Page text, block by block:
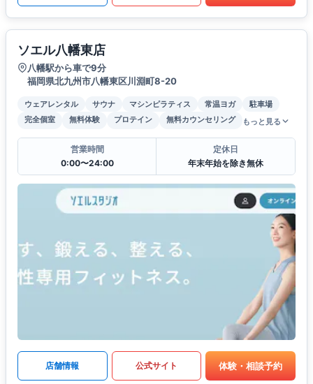
ソエル八幡東店
八幡駅から車で9分
福岡県北九州市八幡東区川淵町8-20
ウェアレンタル サウナ マシンピラティス 常温ヨガ
駐車場
完全個室
無料体験 プロテイン 無料カウンセリング もっと見る
営業時間
0:00〜24:00
定休日
年末年始を除き無休
店舗情報 公式サイト 体験・相談予約